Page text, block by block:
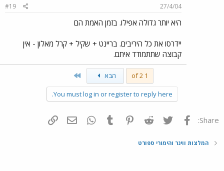
27/4/04
#19
היא יותר גדולה אפילו. בזמן האמת הם
יידרסו את כל היריבים. בריינט + שקיל + קרל מאלון - אין
קבוצה שתתמודד איתם.
1 of 2 הבא
You must log in or register to reply here.
Share: פייסבוק Twitter
Reddit
Pinterest
Tumblr
WhatsAppדואר אלקטרוני
המלצות ווינר והימורי ספורט